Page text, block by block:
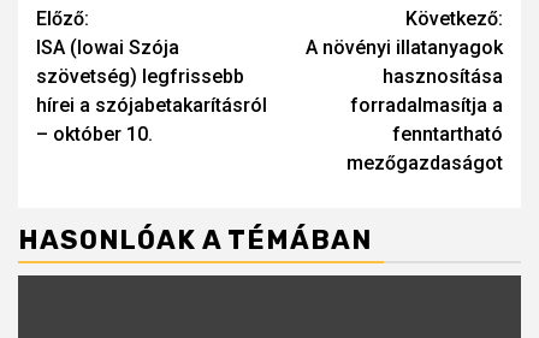
Continue
Reading
Előző:
ISA (Iowai Szója
szövetség) legfrissebb
hírei a szójabetakarításról
– október 10.
Következő:
A növényi illatanyagok
hasznosítása
forradalmasítja a
fenntartható
mezőgazdaságot
HASONLÓAK A TÉMÁBAN